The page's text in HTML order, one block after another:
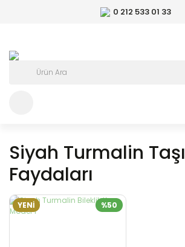
0 212 533 01 33
Siyah Turmalin Taşı
Faydaları
%50
YENİ